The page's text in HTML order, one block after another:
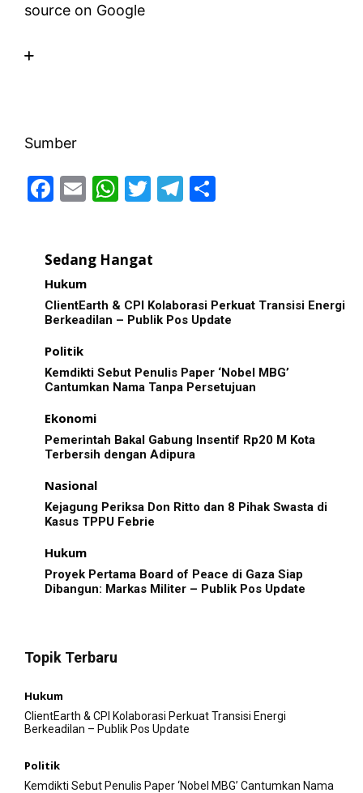
source on Google
Sumber
F
e
b
o
o
k
E
l
W
s
A
p
T
er
T
m
Sedang Hangat
Hukum
ClientEarth & CPI Kolaborasi Perkuat Transisi Energi
Berkeadilan – Publik Pos Update
Politik
Kemdikti Sebut Penulis Paper ‘Nobel MBG’
Cantumkan Nama Tanpa Persetujuan
Ekonomi
Pemerintah Bakal Gabung Insentif Rp20 M Kota
Terbersih dengan Adipura
Nasional
Kejagung Periksa Don Ritto dan 8 Pihak Swasta di
Kasus TPPU Febrie
Hukum
Proyek Pertama Board of Peace di Gaza Siap
Dibangun: Markas Militer – Publik Pos Update
Topik Terbaru
Hukum
ClientEarth & CPI Kolaborasi Perkuat Transisi Energi
Berkeadilan – Publik Pos Update
Politik
Kemdikti Sebut Penulis Paper ‘Nobel MBG’ Cantumkan Nama